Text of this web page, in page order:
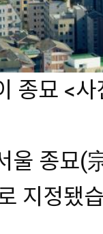
종묘 <
울 종묘
지정됐